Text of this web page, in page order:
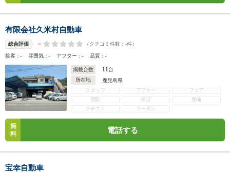
有限会社久米村自動車
総合評価 - （クチコミ件数： -件）
接客：- 雰囲気：- アフター：- 品質：-
掲載台数 11台
所在地
鹿児島県
スタッフ
アフター
フェア
買取
保証
整備
クチコミ
クーポン
無
料
電話する
宝幸自動車